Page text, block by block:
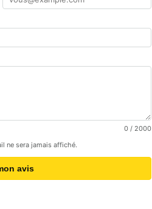
0 / 2000
ne sera jamais affiché.
avis